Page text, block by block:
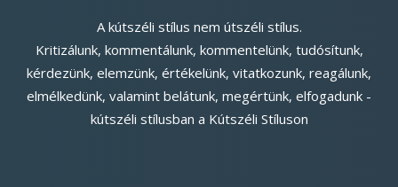
A kútszéli stílus nem útszéli stílus.
Kritizálunk, kommentálunk, kommentelünk, tudósítunk,
kérdezünk, elemzünk, értékelünk, vitatkozunk, reagálunk,
elmélkedünk, valamint belátunk, megértünk, elfogadunk -
kútszéli stílusban a Kútszéli Stíluson